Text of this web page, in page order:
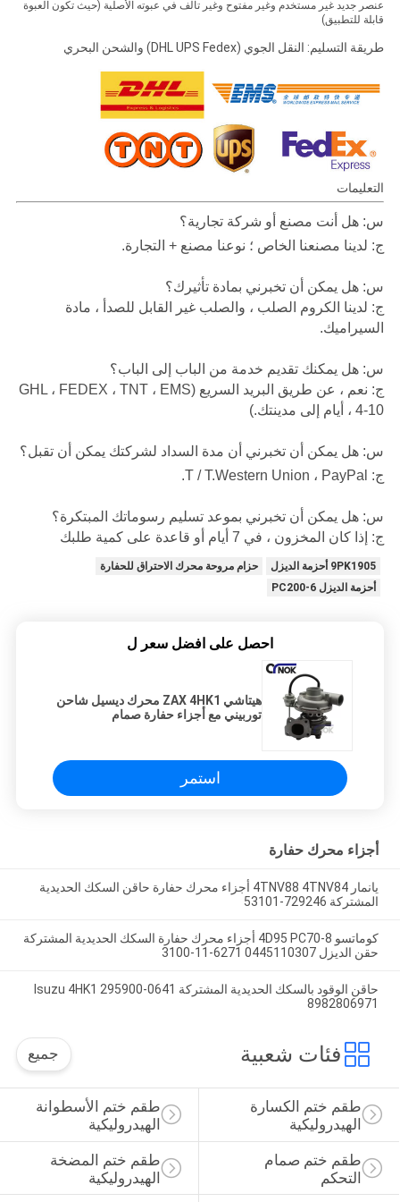
عنصر جديد غير مستخدم وغير مفتوح وغير تالف في عبوته الأصلية (حيث تكون العبوة
قابلة للتطبيق)
طريقة التسليم: النقل الجوي (DHL UPS Fedex) والشحن البحري
التعليمات
س: هل أنت مصنع أو شركة تجارية؟
ج: لدينا مصنعنا الخاص ؛ نوعنا مصنع + التجارة.
س: هل يمكن أن تخبرني بمادة تأثيرك؟
ج: لدينا الكروم الصلب ، والصلب غير القابل للصدأ ، مادة
السيراميك.
س: هل يمكنك تقديم خدمة من الباب إلى الباب؟
ج: نعم ، عن طريق البريد السريع (GHL ، FEDEX ، TNT ، EMS
، 4-10 أيام إلى مدينتك.)
س: هل يمكن أن تخبرني أن مدة السداد لشركتك يمكن أن تقبل؟
ج: T / T.Western Union ، PayPal.
س: هل يمكن أن تخبرني بموعد تسليم رسوماتك المبتكرة؟
ج: إذا كان المخزون ، في 7 أيام أو قاعدة على كمية طلبك
9PK1905 أحزمة الديزل
حزام مروحة محرك الاحتراق للحفارة
أحزمة الديزل PC200-6
احصل على افضل سعر ل
هيتاشي ZAX 4HK1 محرك ديسيل شاحن
توربيني مع أجزاء حفارة صمام
استمر
أجزاء محرك حفارة
يانمار 4TNV88 4TNV84 أجزاء محرك حفارة حاقن السكك الحديدية
المشتركة 729246-53101
كوماتسو 4D95 PC70-8 أجزاء محرك حفارة السكك الحديدية المشتركة
حقن الديزل 0445110307 6271-11-3100
حاقن الوقود بالسكك الحديدية المشتركة Isuzu 4HK1 295900-0641
8982806971
فئات شعبية جميع
طقم ختم الأسطوانة
الهيدروليكية
طقم ختم الكسارة
الهيدروليكية
طقم ختم المضخة
الهيدروليكية
طقم ختم صمام
التحكم